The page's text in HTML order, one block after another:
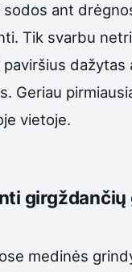
ant
Tik svarbu
paviršius dažytas
Geriau
vietoje.
girgždančių
medinės